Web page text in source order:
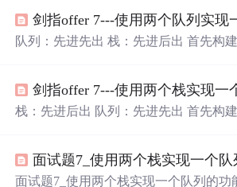
Stack<>(); public void appendTail(int key){ stack1.add(key);//在
队列尾部
剑指offer 7---使用两个队列实现
队列：先进先出 栈：先进后出 首先构建队列q1,q2。 入
则对q2操作，每次保证有一个队列为空
n-1个元素倒入q2中之后，第n个元素即
剑指offer 7---使用两个栈实现一
栈：先进后出 队列：先进先出 首先构建栈q1,q2。 入队
op，即实现队列。 代码实现如下： #include #include
de
面试题7_使用两个栈实现一个
面试题7_使用两个栈实现一个队列的功